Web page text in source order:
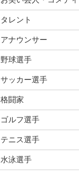
タレント
アナウンサー
野球選手
サッカー選手
格闘家
ゴルフ選手
テニス選手
水泳選手